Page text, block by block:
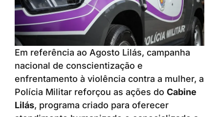
Em referência ao Agosto Lilás, campanha
nacional de conscientização e
enfrentamento à violência contra a mulher, a
Polícia Militar reforçou as ações do Cabine
Lilás, programa criado para oferecer